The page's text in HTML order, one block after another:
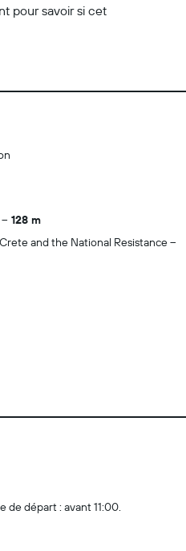
pour savoir si cet
128 m
and the National Resistance
de départ : avant 11:00.